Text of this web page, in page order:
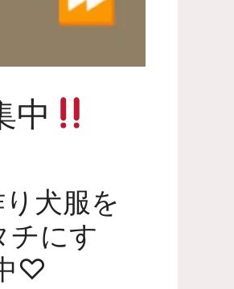
中
犬服を
チにす
♡